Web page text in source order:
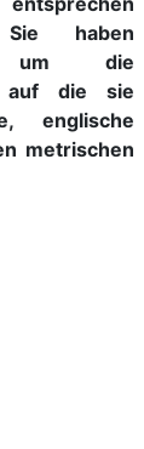
haben
um die
auf die sie
englische
metrischen